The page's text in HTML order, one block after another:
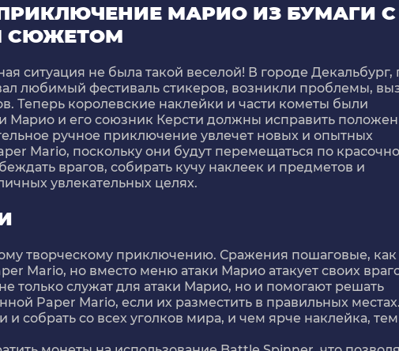
МАРИО ИЗ БУМАГИ С
СЮЖЕТОМ
ситуация не была такой веселой! В городе Декальбург,
любимый фестиваль стикеров, возникли проблемы,
Теперь королевские наклейки и части кометы были
Марио и его союзник Керсти должны исправить
ручное приключение увлечет новых и опытных
Mario, поскольку они будут перемещаться по
врагов, собирать кучу наклеек и предметов и
увлекательных целях.
творческому приключению. Сражения пошаговые, как
Mario, но вместо меню атаки Марио атакует своих
только служат для атаки Марио, но и помогают решать
Paper Mario, если их разместить в правильных местах.
собрать со всех уголков мира, и чем ярче наклейка,